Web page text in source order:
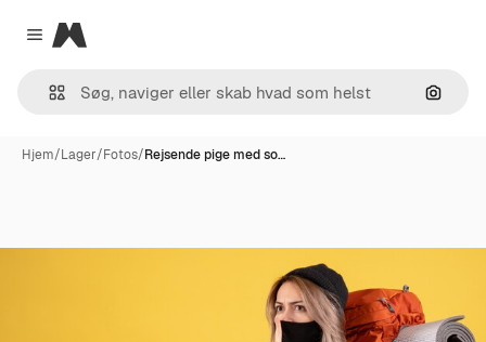
Close menu
Magnific
Søg
Hjem/Lager/Fotos/Rejsende pige med so…